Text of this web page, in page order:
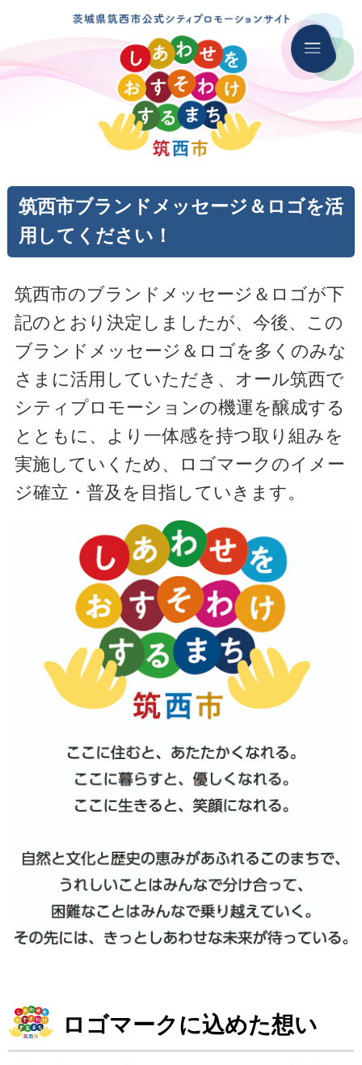
筑西市ブランドメッセージ＆ロゴを活
用してください！
筑西市のブランドメッセージ＆ロゴが下
記のとおり決定しましたが、今後、この
ブランドメッセージ＆ロゴを多くのみな
さまに活用していただき、オール筑西で
シティプロモーションの機運を醸成する
とともに、より一体感を持つ取り組みを
実施していくため、ロゴマークのイメー
ジ確立・普及を目指していきます。
ロゴマークに込めた想い